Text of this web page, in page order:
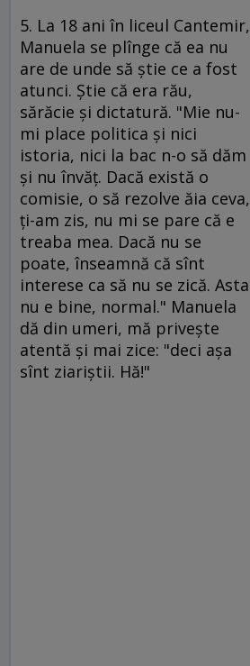
5. La 18 ani în liceul Cantemir,
Manuela se plînge că ea nu
are de unde să ştie ce a fost
atunci. Ştie că era rău,
sărăcie şi dictatură. "Mie nu-
mi place politica şi nici
istoria, nici la bac n-o să dăm
şi nu învăţ. Dacă există o
comisie, o să rezolve ăia ceva,
ţi-am zis, nu mi se pare că e
treaba mea. Dacă nu se
poate, înseamnă că sînt
interese ca să nu se zică. Asta
nu e bine, normal." Manuela
dă din umeri, mă priveşte
atentă şi mai zice: "deci aşa
sînt ziariştii. Hă!"